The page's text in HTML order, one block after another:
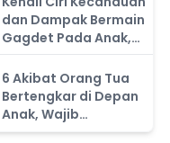
dan Dampak Bermain
Gagdet Pada Anak,
Orang Tua Wajib
Tahu!
6 Akibat Orang Tua
Bertengkar di Depan
Anak, Wajib
Waspada!